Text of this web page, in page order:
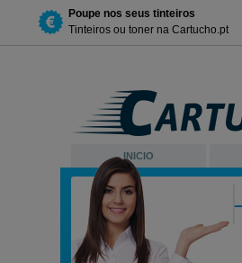
Poupe nos seus tinteiros
Tinteiros ou toner na Cartucho.pt
INICIO